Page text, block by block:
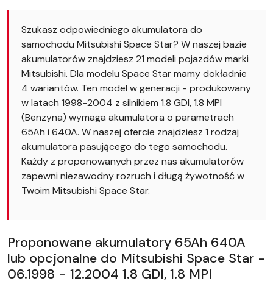
Szukasz odpowiedniego akumulatora do
samochodu Mitsubishi Space Star? W naszej bazie
akumulatorów znajdziesz 21 modeli pojazdów marki
Mitsubishi. Dla modelu Space Star mamy dokładnie
4 wariantów. Ten model w generacji - produkowany
w latach 1998-2004 z silnikiem 1.8 GDI, 1.8 MPI
(Benzyna) wymaga akumulatora o parametrach
65Ah i 640A. W naszej ofercie znajdziesz 1 rodzaj
akumulatora pasującego do tego samochodu.
Każdy z proponowanych przez nas akumulatorów
zapewni niezawodny rozruch i długą żywotność w
Twoim Mitsubishi Space Star.
Proponowane akumulatory 65Ah 640A
lub opcjonalne do Mitsubishi Space Star -
06.1998 - 12.2004 1.8 GDI, 1.8 MPI